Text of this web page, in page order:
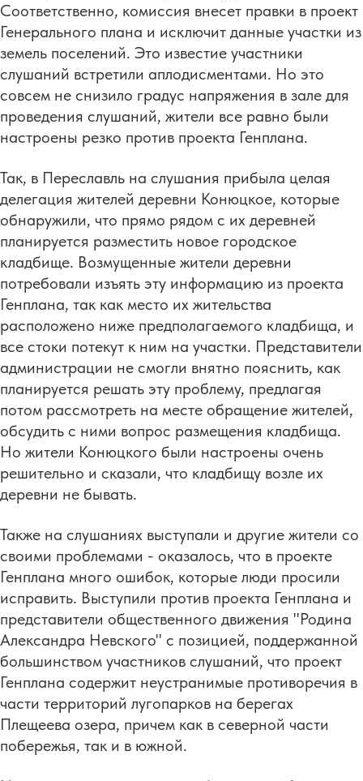
Соответственно, комиссия внесет правки в проект
Генерального плана и исключит данные участки из
земель поселений. Это известие участники
слушаний встретили аплодисментами. Но это
совсем не снизило градус напряжения в зале для
проведения слушаний, жители все равно были
настроены резко против проекта Генплана.
Так, в Переславль на слушания прибыла целая
делегация жителей деревни Конюцкое, которые
обнаружили, что прямо рядом с их деревней
планируется разместить новое городское
кладбище. Возмущенные жители деревни
потребовали изъять эту информацию из проекта
Генплана, так как место их жительства
расположено ниже предполагаемого кладбища, и
все стоки потекут к ним на участки. Представители
администрации не смогли внятно пояснить, как
планируется решать эту проблему, предлагая
потом рассмотреть на месте обращение жителей,
обсудить с ними вопрос размещения кладбища.
Но жители Конюцкого были настроены очень
решительно и сказали, что кладбищу возле их
деревни не бывать.
Также на слушаниях выступали и другие жители со
своими проблемами - оказалось, что в проекте
Генплана много ошибок, которые люди просили
исправить. Выступили против проекта Генплана и
представители общественного движения "Родина
Александра Невского" с позицией, поддержанной
большинством участников слушаний, что проект
Генплана содержит неустранимые противоречия в
части территорий лугопарков на берегах
Плещеева озера, причем как в северной части
побережья, так и в южной.